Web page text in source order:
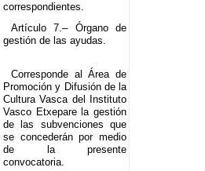
correspondientes.
Artículo 7.– Órgano de
gestión de las ayudas.
Corresponde al Área de
Promoción y Difusión de la
Cultura Vasca del Instituto
Vasco Etxepare la gestión
de las subvenciones que
se concederán por medio
de la presente
convocatoria.